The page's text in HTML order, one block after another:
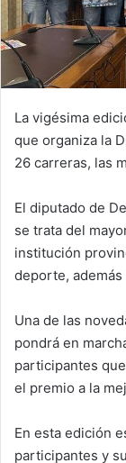
La vigésima
que organiza la
26 carreras, las
El diputado de
se trata del
institución
deporte,
Una de las
pondrá en
participantes
el premio a la
En esta edición
participantes y